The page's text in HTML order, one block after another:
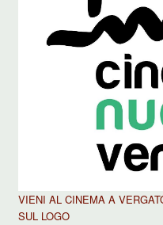
VIENI AL CINEMA A
SUL LOGO